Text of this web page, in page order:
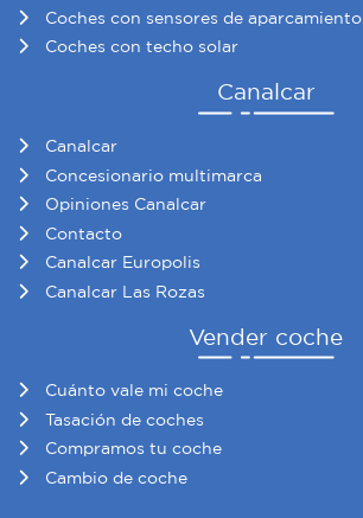
Coches con sensores de aparcamiento
Coches con techo solar
Canalcar
Canalcar
Concesionario multimarca
Opiniones Canalcar
Contacto
Canalcar Europolis
Canalcar Las Rozas
Vender coche
Cuánto vale mi coche
Tasación de coches
Compramos tu coche
Cambio de coche